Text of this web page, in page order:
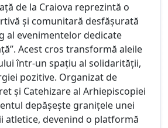
de la Craiova reprezintă o
și comunitară desfășurată
al evenimentelor dedicate
Acest cros transformă aleile
într-un spațiu al solidarității,
pozitive. Organizat de
și Catehizare al Arhiepiscopiei
depășește granițele unei
atletice, devenind o platformă